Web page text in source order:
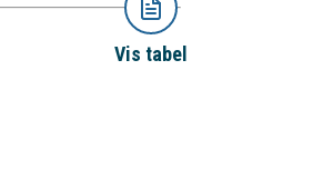
Vis tabel